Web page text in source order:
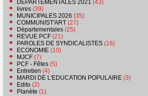
DEPARTEMENTALES 2021 (43)
livres (39)
MUNICIPALES 2026 (35)
COMMUNIST'ART (27)
Départementales (25)
REVUE PCF (21)
PAROLES DE SYNDICALISTES (16)
ECONOMIE (10)
MJCF (7)
PCF - Fêtes (5)
Entretien (4)
MARDI DE L'EDUCATION POPULAIRE (3)
Edito (2)
Planète (1)